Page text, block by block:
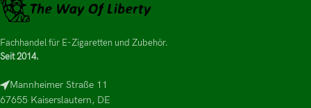
Fachhandel für E-Zigaretten und Zubehör.
Seit 2014.
Mannheimer Straße 11
67655 Kaiserslautern, DE